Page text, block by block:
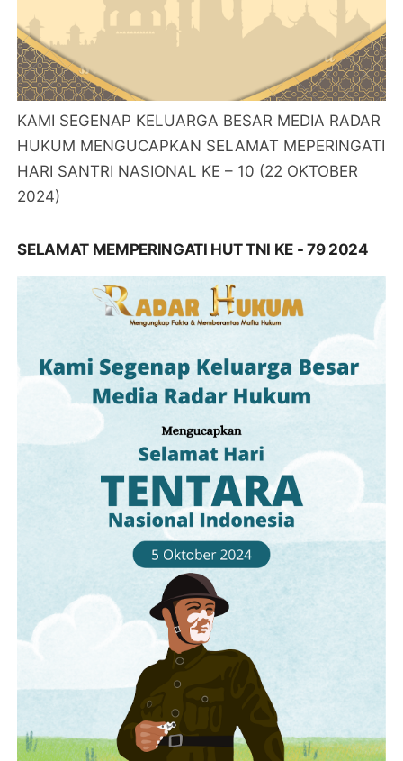
KAMI SEGENAP KELUARGA BESAR MEDIA RADAR
HUKUM MENGUCAPKAN SELAMAT MEPERINGATI
HARI SANTRI NASIONAL KE – 10 (22 OKTOBER
2024)
SELAMAT MEMPERINGATI HUT TNI KE - 79 2024